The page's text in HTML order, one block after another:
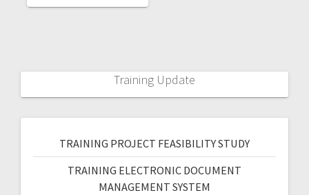
Training Update
TRAINING PROJECT FEASIBILITY STUDY
TRAINING ELECTRONIC DOCUMENT
MANAGEMENT SYSTEM